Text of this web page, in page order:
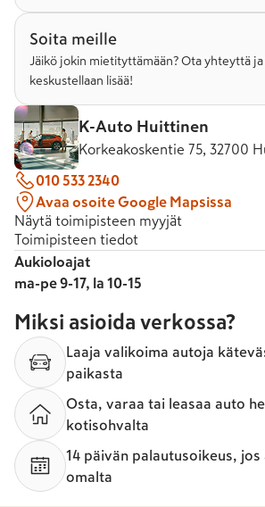
Soita meille
Jäikö jokin mietityttämään? Ota yhteyttä ja
keskustellaan lisää!
K-Auto Huittinen
Korkeakoskentie 75, 32700
010 533 2340
Avaa osoite Google Mapsissa
Näytä toimipisteen myyjät
Toimipisteen tiedot
Aukioloajat
ma-pe 9-17, la 10-15
Miksi asioida verkossa?
Laaja valikoima autoja
paikasta
Osta, varaa tai leasaa auto
kotisohvalta
14 päivän palautusoikeus,
omalta